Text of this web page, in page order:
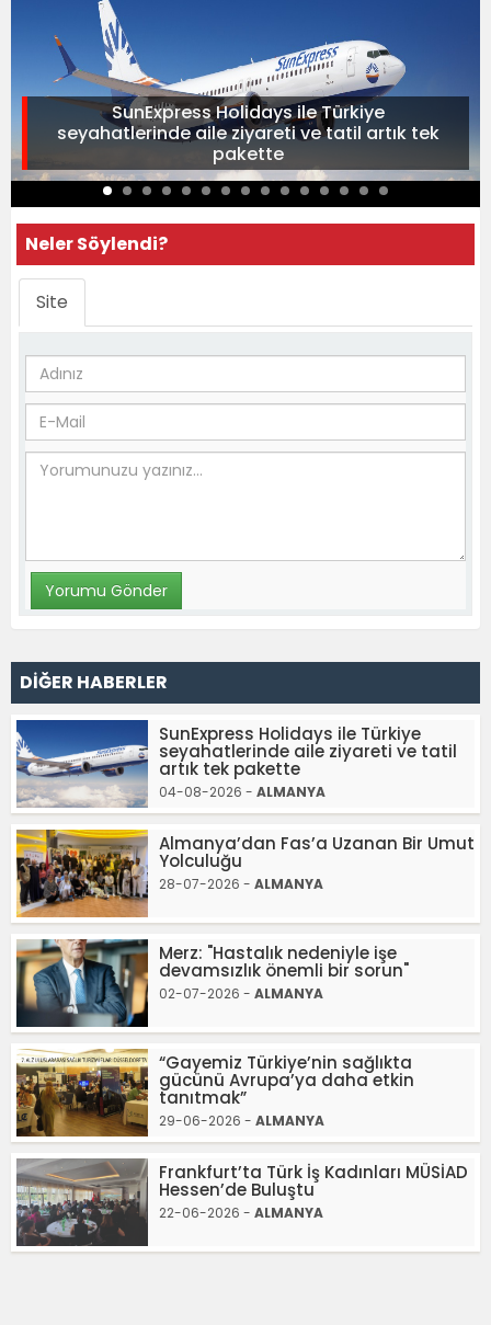
SunExpress Holidays ile Türkiye
seyahatlerinde aile ziyareti ve tatil artık tek
pakette
Neler Söylendi?
Site
DİĞER HABERLER
SunExpress Holidays ile Türkiye
seyahatlerinde aile ziyareti ve tatil
artık tek pakette
04-08-2026 - ALMANYA
Almanya’dan Fas’a Uzanan Bir Umut
Yolculuğu
28-07-2026 - ALMANYA
Merz: "Hastalık nedeniyle işe
devamsızlık önemli bir sorun"
02-07-2026 - ALMANYA
“Gayemiz Türkiye’nin sağlıkta
gücünü Avrupa’ya daha etkin
tanıtmak”
29-06-2026 - ALMANYA
Frankfurt’ta Türk İş Kadınları MÜSİAD
Hessen’de Buluştu
22-06-2026 - ALMANYA